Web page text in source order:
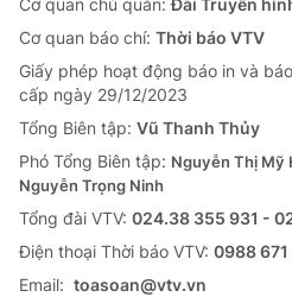
Cơ quan chủ quản:Đài Truyền
Cơ quan báo chí: Thời báo VTV
Giấy phép hoạt động báo in và
cấp ngày 29/12/2023
Tổng Biên tập: Vũ Thanh Thủy
Phó Tổng Biên tập: Nguyễn Thị Mỹ
Nguyễn Trọng Ninh
Tổng đài VTV: 024.38 355 931 -
Ðiện thoại Thời báo VTV: 0988 671
Email: toasoan@vtv.vn